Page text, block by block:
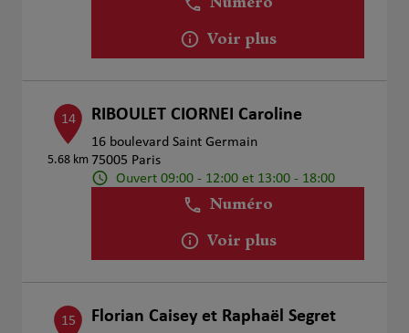
Numéro
Voir plus
14
5.68 km
RIBOULET CIORNEI Caroline
16 boulevard Saint Germain
75005 Paris
Ouvert 09:00 - 12:00 et 13:00 - 18:00
Numéro
Voir plus
15 Florian Caisey et Raphaël Segret